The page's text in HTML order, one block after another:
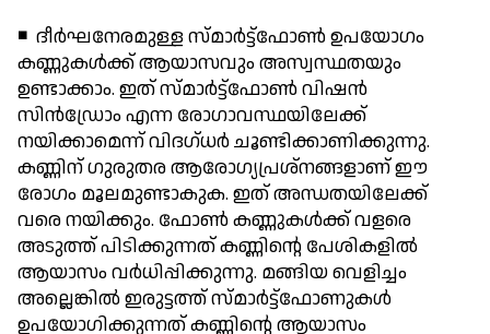
◾ ദീര്‍ഘനേരമുള്ള സ്മാര്‍ട്ട്ഫോണ്‍ ഉപയോഗം
കണ്ണുകള്‍ക്ക് ആയാസവും അസ്വസ്ഥതയും
ഉണ്ടാക്കാം. ഇത് സ്മാര്‍ട്ട്‌ഫോണ്‍ വിഷന്‍
സിന്‍ഡ്രോം എന്ന രോഗാവസ്ഥയിലേക്ക്
നയിക്കാമെന്ന് വിദഗ്ധര്‍ ചൂണ്ടിക്കാണിക്കുന്നു.
കണ്ണിന് ഗുരുതര ആരോഗ്യപ്രശ്‌നങ്ങളാണ് ഈ
രോഗം മൂലമുണ്ടാകുക. ഇത് അന്ധതയിലേക്ക്
വരെ നയിക്കും. ഫോണ്‍ കണ്ണുകള്‍ക്ക് വളരെ
അടുത്ത് പിടിക്കുന്നത് കണ്ണിന്റെ പേശികളില്‍
ആയാസം വര്‍ധിപ്പിക്കുന്നു. മങ്ങിയ വെളിച്ചം
അല്ലെങ്കില്‍ ഇരുട്ടത്ത് സ്മാര്‍ട്ട്‌ഫോണുകള്‍
ഉപയോഗിക്കുന്നത് കണ്ണിന്റെ ആയാസം